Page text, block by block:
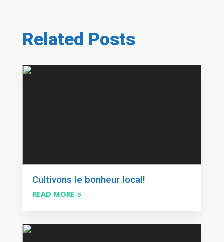
Related Posts
Cultivons le bonheur local!
READ MORE